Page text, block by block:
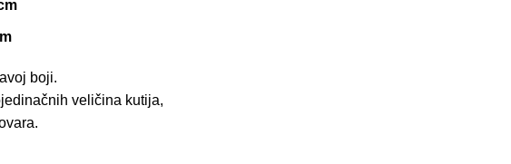
boji.
veličina kutija,